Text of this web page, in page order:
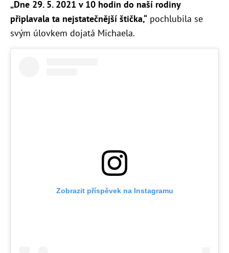
„Dne 29. 5. 2021 v 10 hodin do naší rodiny
připlavala ta nejstatečnější štička,“ pochlubila se
svým úlovkem dojatá Michaela.
Zobrazit příspěvek na Instagramu